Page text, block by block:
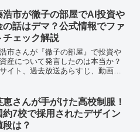
て以来芸能界で活躍してこられま
私生活...
浩市が徹子の部屋でAI投資や
の話はデマ？公式情報でファ
チェック解説
市さんが『徹子の部屋』で投資や
産について発言したのは本当か？
イト、過去放送あらすじ、動画配
恵さんが手がけた高校制服！
約7校で採用されたデザイン
段は？